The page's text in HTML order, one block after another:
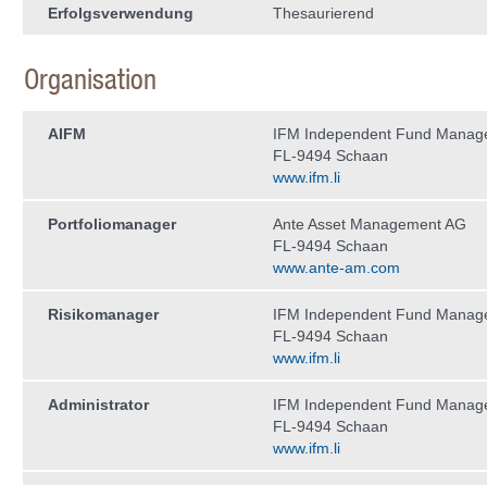
Erfolgsverwendung Thesaurierend
Organisation
AIFM
IFM Independent Fund
FL-9494 Schaan
www.ifm.li
Portfoliomanager
Ante Asset Management AG
FL-9494 Schaan
www.ante-am.com
Risikomanager
IFM Independent Fund
FL-9494 Schaan
www.ifm.li
Administrator
IFM Independent Fund
FL-9494 Schaan
www.ifm.li